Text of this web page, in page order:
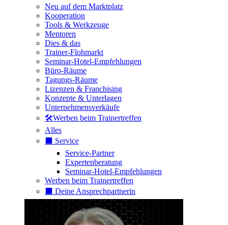
Neu auf dem Marktplatz
Kooperation
Tools & Werkzeuge
Mentoren
Dies & das
Trainer-Flohmarkt
Seminar-Hotel-Empfehlungen
Büro-Räume
Tagungs-Räume
Lizenzen & Franchising
Konzepte & Unterlagen
Unternehmensverkäufe
🛠️Werben beim Trainertreffen
Alles
⬛️ Service
Service-Partner
Expertenberatung
Seminar-Hotel-Empfehlungen
Werben beim Trainertreffen
⬛️ Deine Ansprechpartnerin